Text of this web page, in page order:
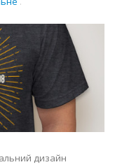
дизайн